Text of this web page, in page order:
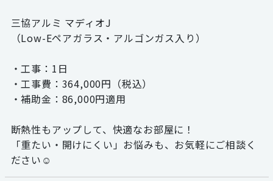
三協アルミ マディオJ
（Low-Eペアガラス・アルゴンガス入り）
・工事：1日
・工事費：364,000円（税込）
・補助金：86,000円適用
断熱性もアップして、快適なお部屋に！
「重たい・開けにくい」お悩みも、お気軽にご相談く
ださい☺